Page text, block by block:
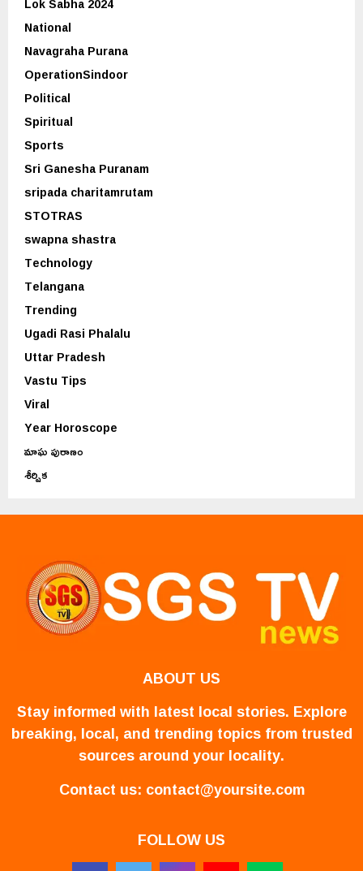
National
Navagraha Purana
OperationSindoor
Political
Spiritual
Sports
Sri Ganesha Puranam
sripada charitamrutam
STOTRAS
swapna shastra
Technology
Telangana
Trending
Ugadi Rasi Phalalu
Uttar Pradesh
Vastu Tips
Viral
Year Horoscope
మాఘ పురాణం
శీర్షిక
ABOUT US
Stay informed with latest local stories. Explore
breaking, local, and trending topics from trusted
sources around your locality.
Contact us: contact@yoursite.com
FOLLOW US